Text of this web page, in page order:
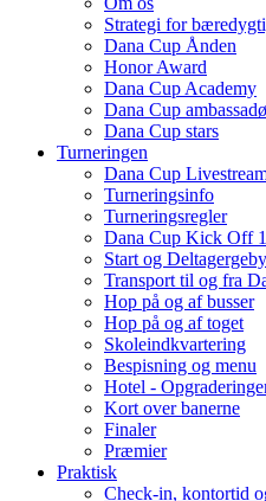
Strategi for
Dana Cup Ånden
Honor Award
Dana Cup Academy
Dana Cup
Dana Cup stars
Turneringen
Dana Cup
Turneringsinfo
Turneringsregler
Dana Cup Kick Off
Start og
Transport til og fra
Hop på og af busser
Hop på og af toget
Skoleindkvartering
Bespisning og menu
Hotel -
Kort over banerne
Finaler
Præmier
Praktisk
Check-in, kontortid